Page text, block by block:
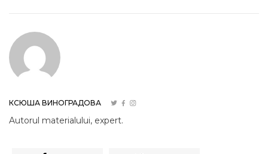
КСЮША ВИНОГРАДОВА
Autorul materialului, expert.